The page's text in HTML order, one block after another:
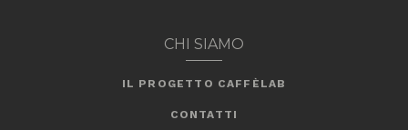
CHI SIAMO
IL PROGETTO CAFFÈLAB
CONTATTI